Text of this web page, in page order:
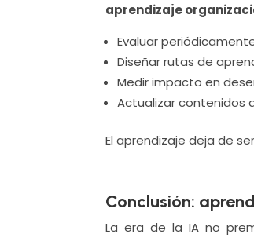
aprendizaje
Evaluar
Diseñar rutas de
Medir impacto en
Actualizar contenidos
El aprendizaje deja de
Conclusión:
La era de la IA no